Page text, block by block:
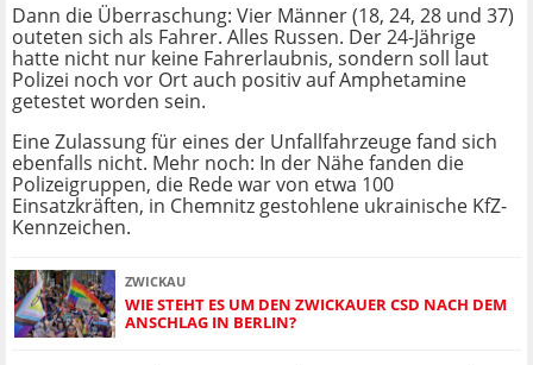
Dann die Überraschung: Vier Männer (18, 24, 28 und 37)
outeten sich als Fahrer. Alles Russen. Der 24-Jährige
hatte nicht nur keine Fahrerlaubnis, sondern soll laut
Polizei noch vor Ort auch positiv auf Amphetamine
getestet worden sein.
Eine Zulassung für eines der Unfallfahrzeuge fand sich
ebenfalls nicht. Mehr noch: In der Nähe fanden die
Polizeigruppen, die Rede war von etwa 100
Einsatzkräften, in Chemnitz gestohlene ukrainische KfZ-
Kennzeichen.
ZWICKAU
WIE STEHT ES UM DEN ZWICKAUER CSD NACH DEM
ANSCHLAG IN BERLIN?